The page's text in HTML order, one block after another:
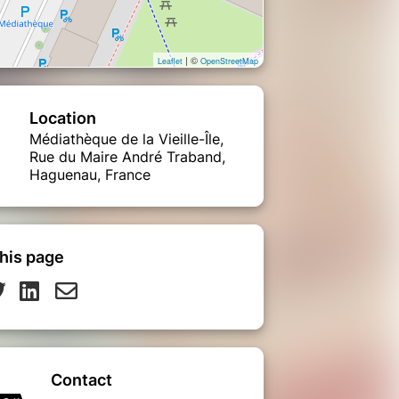
Leaflet | © OpenStreetMap
Location
Médiathèque de la Vieille-Île,
Rue du Maire André Traband,
Haguenau, France
page
Contact